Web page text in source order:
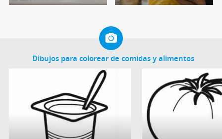
Dibujos para colorear de comidas y alimentos